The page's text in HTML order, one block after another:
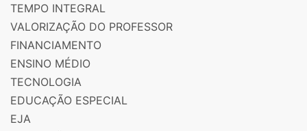
TEMPO INTEGRAL
VALORIZAÇÃO DO PROFESSOR
FINANCIAMENTO
ENSINO MÉDIO
TECNOLOGIA
EDUCAÇÃO ESPECIAL
EJA